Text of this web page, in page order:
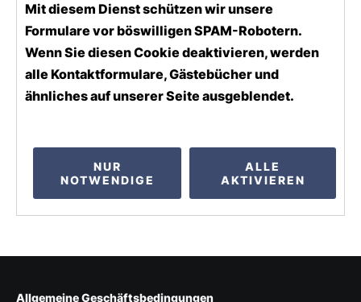
Mit diesem Dienst schützen wir unsere
Formulare vor böswilligen SPAM-Robotern.
Wenn Sie diesen Cookie deaktivieren, werden
alle Kontaktformulare, Gästebücher und
ähnliches auf unserer Seite ausgeblendet.
NUR
NOTWENDIGE
ALLE
AKTIVIEREN
Allgemeine Geschäftsbedingungen